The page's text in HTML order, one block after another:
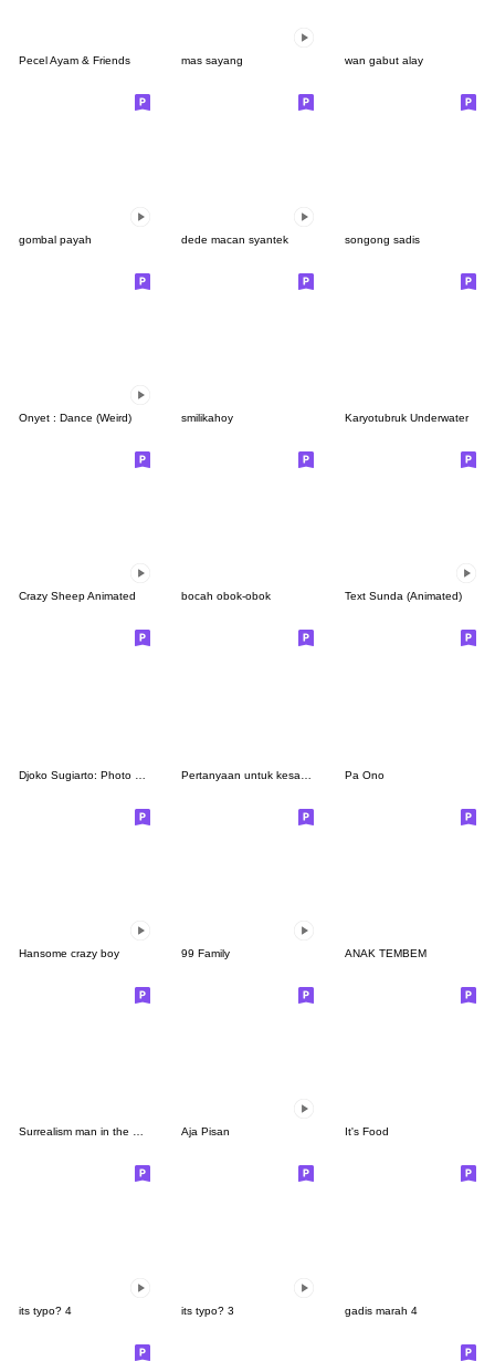
Pecel Ayam & Friends mas sayang wan gabut alay
gombal payah dede macan syantek songong sadis
Onyet : Dance (Weird) smilikahoy Karyotubruk Underwater
Crazy Sheep Animated bocah obok-obok Text Sunda (Animated)
Pa Ono
Hansome crazy boy 99 Family ANAK TEMBEM
Surrealism man in the Edo period. Aja Pisan It's Food
its typo? 4 its typo? 3 gadis marah 4